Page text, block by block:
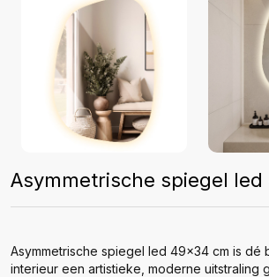
Asymmetrische spiegel
Asymmetrische spiegel led 49x34 cm is dé
interieur een artistieke, moderne uitstraling